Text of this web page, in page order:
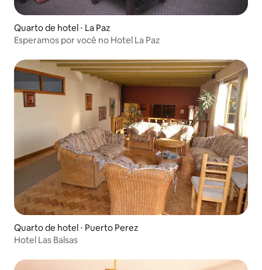
Quarto de hotel ⋅ La Paz
Esperamos por você no Hotel La Paz
Quarto de hotel ⋅ Puerto Perez
Hotel Las Balsas